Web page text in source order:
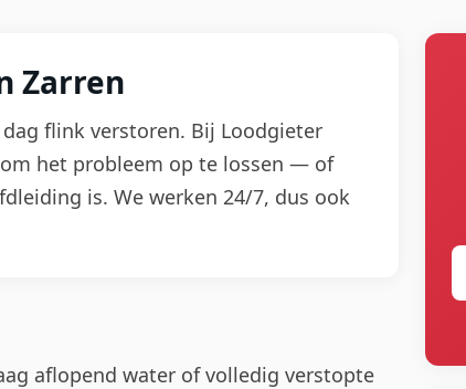
Zarren
flink verstoren. Bij Loodgieter
het probleem op te lossen — of
is. We werken 24/7, dus ook
aflopend water of volledig verstopte